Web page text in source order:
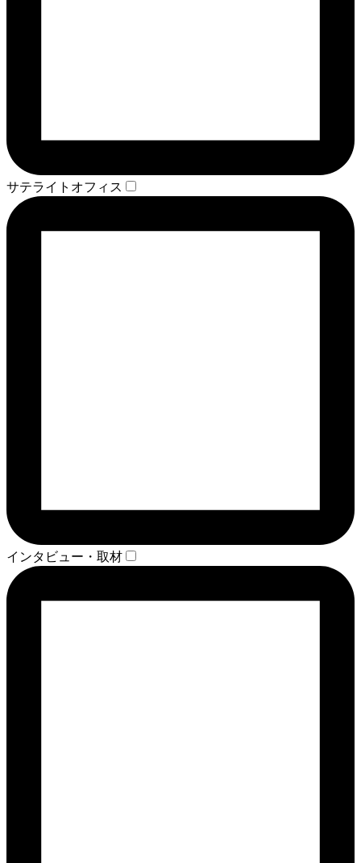
サテライトオフィス
インタビュー・取材